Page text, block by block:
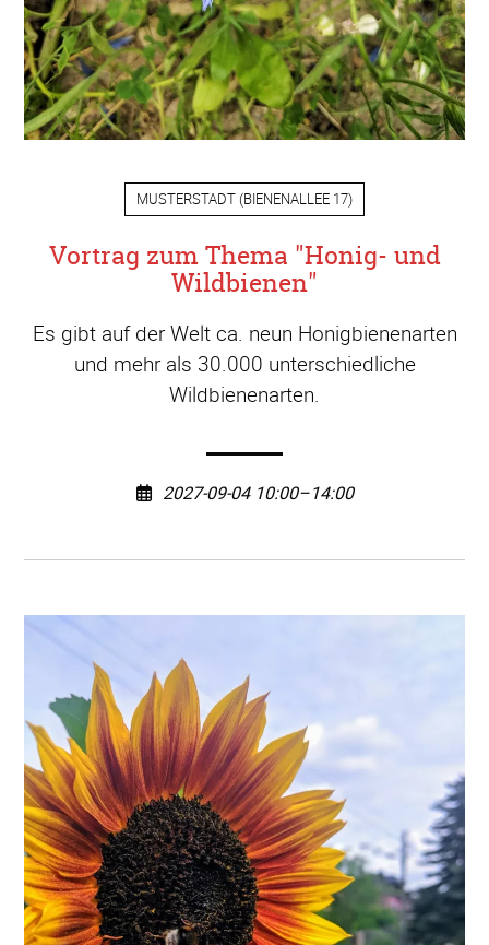
MUSTERSTADT (BIENENALLEE 17)
Vortrag zum Thema "Honig- und
Wildbienen"
Es gibt auf der Welt ca. neun Honigbienenarten
und mehr als 30.000 unterschiedliche
Wildbienenarten.
2027-09-04 10:00–14:00